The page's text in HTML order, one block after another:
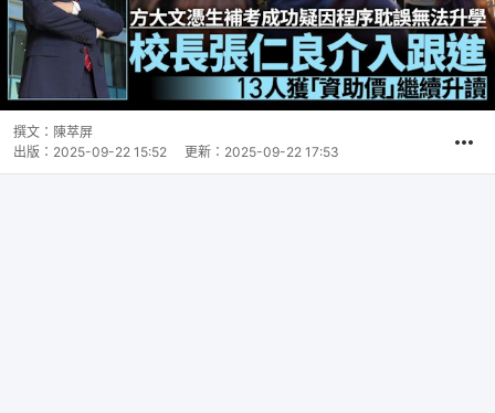
撰文： 陳萃屏
出版： 2025-09-22 15:52 更新： 2025-09-22 17:53